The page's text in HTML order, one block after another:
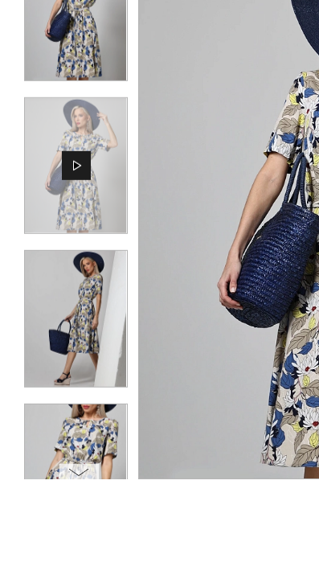
АКЦИИ
КОНТАКТЫ
ЖУРНАЛ
О НАС
СКИДКИ
ЧАСТО ЗАДАВАЕМЫЕ ВОПРОСЫ
ОПТОВЫМ ПОКУПАТЕЛЯМ
РОЗНИЧНЫМ ПОКУПАТЕЛЯМ
ДОСТАВКА
ОПЛАТА
ТАБЛИЦА РАЗМЕРОВ